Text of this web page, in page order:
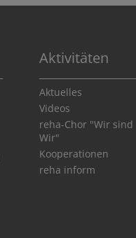
Aktivitäten
Aktuelles
Videos
reha-Chor "Wir sind
Wir"
Kooperationen
reha inform